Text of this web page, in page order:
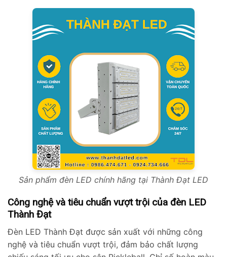
Sản phẩm đèn LED chính hãng tại Thành Đạt LED
Công nghệ và tiêu chuẩn vượt trội của đèn LED
Thành Đạt
Đèn LED Thành Đạt được sản xuất với những công
nghệ và tiêu chuẩn vượt trội, đảm bảo chất lượng